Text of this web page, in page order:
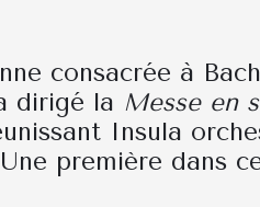
consacrée à
dirigé la Messe en
Insula
première dans